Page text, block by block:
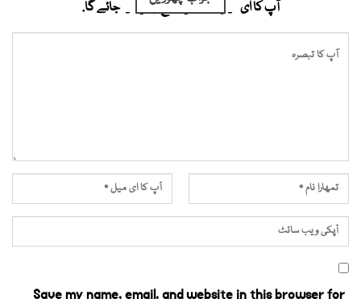
آپ کا ای میل ایڈریس شائع نہیں کیا جائے گا.